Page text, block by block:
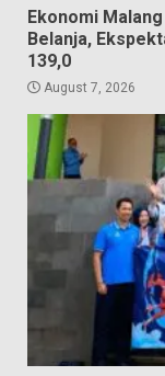
Ekonomi
Belanja,
139,0
August 7, 2026